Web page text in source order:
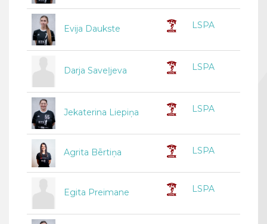
Evija Daukste LSPA
Darja Saveļjeva LSPA
Jekaterina Liepiņa LSPA
Agrita Bērtiņa LSPA
Egita Preimane LSPA